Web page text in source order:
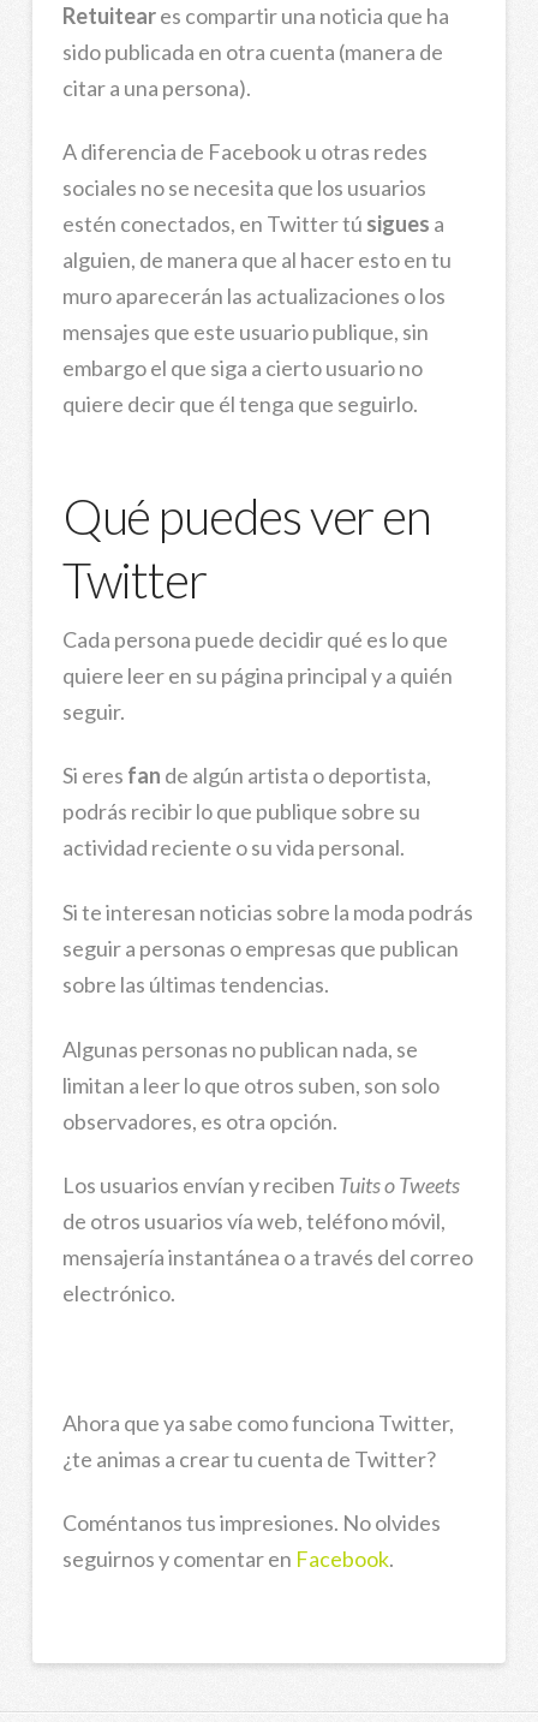
Retuiteares compartir una noticia que ha
sido publicada en otra cuenta (manera de
citar a una persona).
A diferencia de Facebook u otras redes
sociales no se necesita que los usuarios
estén conectados, en Twitter tú sigues a
alguien, de manera que al hacer esto en tu
muro aparecerán las actualizaciones o los
mensajes que este usuario publique, sin
embargo el que siga a cierto usuario no
quiere decir que él tenga que seguirlo.
Qué puedes ver en
Twitter
Cada persona puede decidir qué es lo que
quiere leer en su página principal y a quién
seguir.
Si eres fan de algún artista o deportista,
podrás recibir lo que publique sobre su
actividad reciente o su vida personal.
Si te interesan noticias sobre la moda podrás
seguir a personas o empresas que publican
sobre las últimas tendencias.
Algunas personas no publican nada, se
limitan a leer lo que otros suben, son solo
observadores, es otra opción.
Los usuarios envían y reciben Tuits o Tweets
de otros usuarios vía web, teléfono móvil,
mensajería instantánea o a través del correo
electrónico.
Ahora que ya sabe como funciona Twitter,
¿te animas a crear tu cuenta de Twitter?
Coméntanos tus impresiones. No olvides
seguirnos y comentar en Facebook.